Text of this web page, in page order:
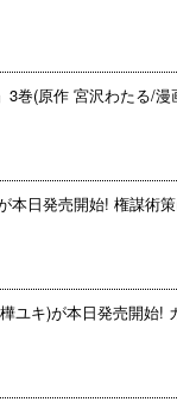
巻(原作 宮沢わたる/
本日発売開始! 権謀
ユキ)が本日発売開